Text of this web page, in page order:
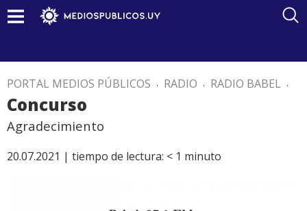
PORTAL MEDIOS PÚBLICOS . RADIO . RADIO BABEL .
Concurso
Agradecimiento
20.07.2021 | tiempo de lectura: < 1 minuto